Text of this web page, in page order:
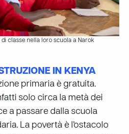
classe nella loro scuola a Narok
IN KENYA
primaria è gratuita.
solo circa la metà dei
a passare dalla scuola
La povertà è l’ostacolo